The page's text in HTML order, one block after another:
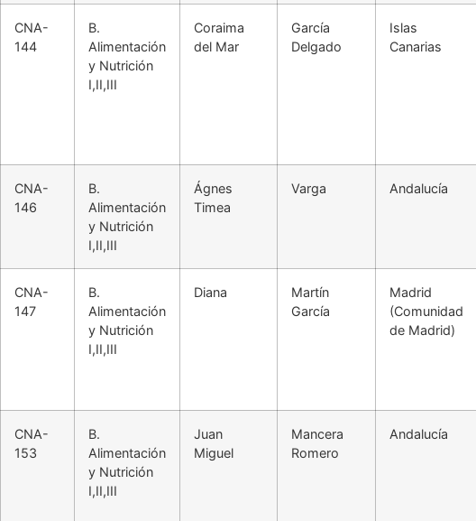
CNA-
144
B.
Alimentación
y Nutrición
I,II,III
Coraima
del Mar
García
Delgado
Islas
Canarias
CNA-
146
B.
Alimentación
y Nutrición
I,II,III
Ágnes
Timea
Varga Andalucía
CNA-
147
B.
Alimentación
y Nutrición
I,II,III
Diana
Martín
García
Madrid
(Comunidad
de Madrid)
CNA-
153
B.
Alimentación
y Nutrición
I,II,III
Juan
Miguel
Mancera
Romero
Andalucía